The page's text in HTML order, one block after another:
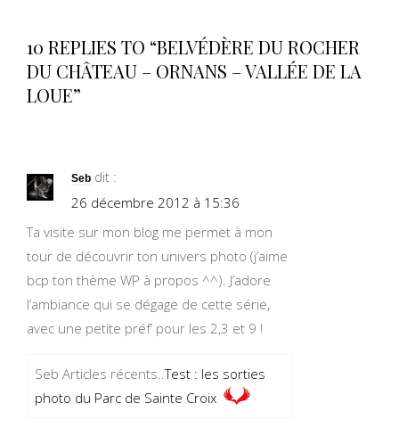
10 REPLIES TO “BELVÉDÈRE DU ROCHER
DU CHÂTEAU – ORNANS – VALLÉE DE LA
LOUE”
Seb dit :
26 décembre 2012 à 15:36
Ta visite sur mon blog me permet à mon
tour de découvrir ton univers photo (j’aime
bcp ton thème WP à propos ^^). J’adore
l’ambiance qui se dégage de cette série,
avec une petite préf’ pour les 2,3 et 9 !
Seb Articles récents..Test : les sorties
photo du Parc de Sainte Croix